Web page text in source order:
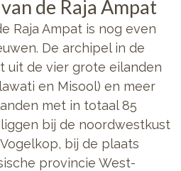
de Raja Ampat
Raja Ampat is nog even
De archipel in de
uit de vier grote eilanden
en Misool) en meer
met in totaal 85
bij de noordwestkust
bij de plaats
provincie West-